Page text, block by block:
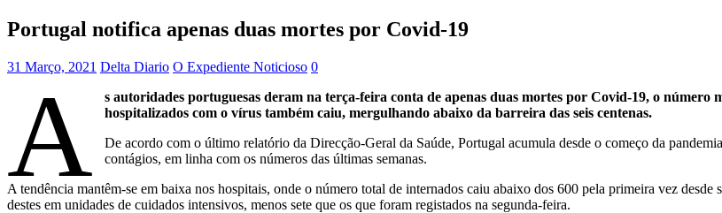
Portugal notifica apenas duas mortes por Covid-19
31 Março, 2021 Delta Diario O Expediente Noticioso 0
A
s autoridades portuguesas deram na terça-feira conta de apenas duas mortes por Covid-19, o número
hospitalizados com o vírus também caiu, mergulhando abaixo da barreira das seis centenas.
De acordo com o último relatório da Direcção-Geral da Saúde, Portugal acumula desde o começo da
contágios, em linha com os números das últimas semanas.
A tendência mantêm-se em baixa nos hospitais, onde o número total de internados caiu abaixo dos 600 pela primeira vez
destes em unidades de cuidados intensivos, menos sete que os que foram registados na segunda-feira.